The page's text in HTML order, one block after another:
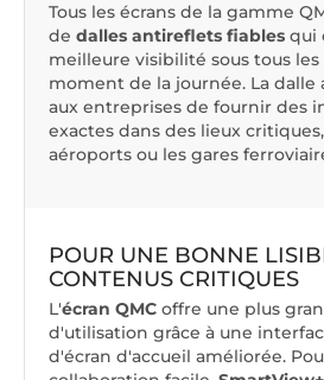
Tous les écrans de la gamme
de dalles antireflets fiables qui
meilleure visibilité sous tous
moment de la journée. La
aux entreprises de fournir des
exactes dans des lieux
aéroports ou les gares
POUR UNE BONNE
CONTENUS CRITIQUES
L'écran QMC offre une plus
d'utilisation grâce à une
d'écran d'accueil améliorée.